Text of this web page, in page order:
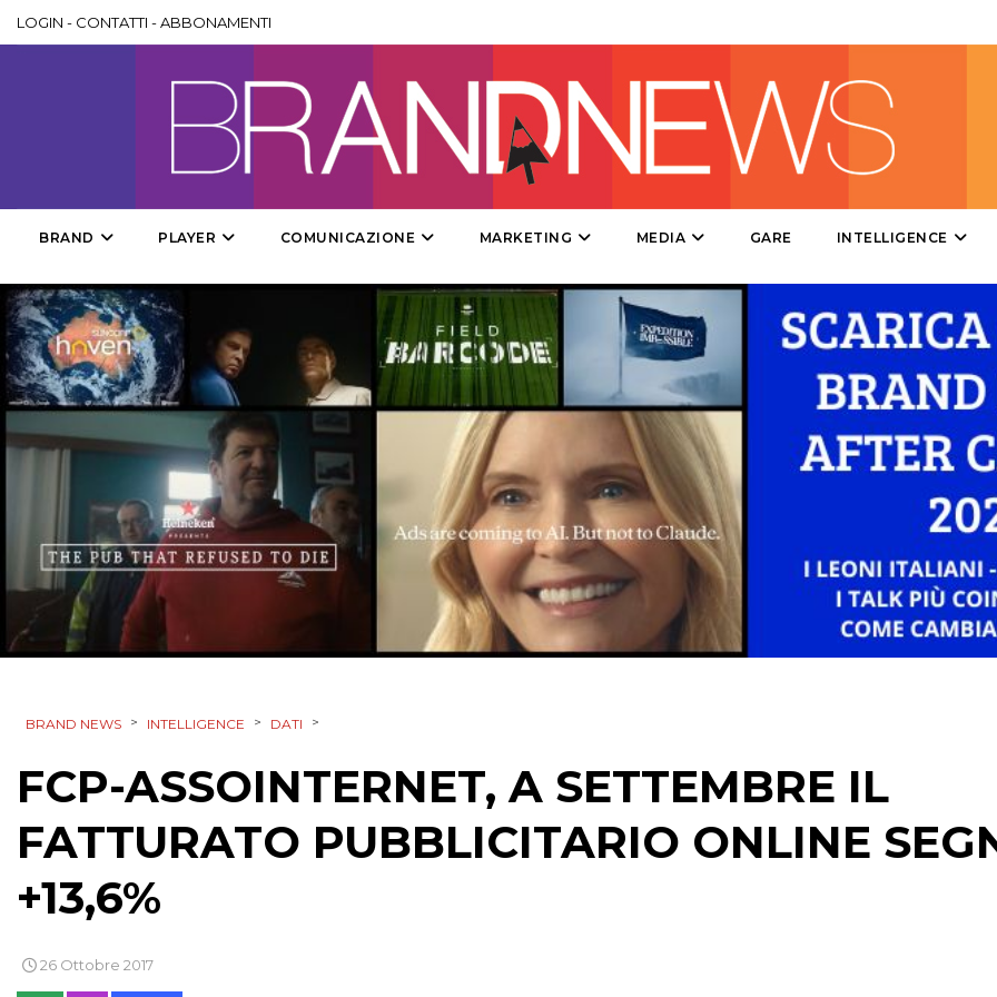
DESIGN
EVENTI
MOBILE
PRODOTTI
PUNTI VENDITA
STRATEGIE
CINEMA
DIGITALE
RADIO / AUDIO
TV
LOGIN - CONTATTI -ABBONAMENTI
BRAND PLAYER COMUNICAZIONE MARKETING MEDIA GARE INTELLIGENCE
BRAND NEWS > INTELLIGENCE > DATI >
FCP-ASSOINTERNET, A SETTEMBRE IL
FATTURATO PUBBLICITARIO ONLINE
+13,6%
26 Ottobre 2017